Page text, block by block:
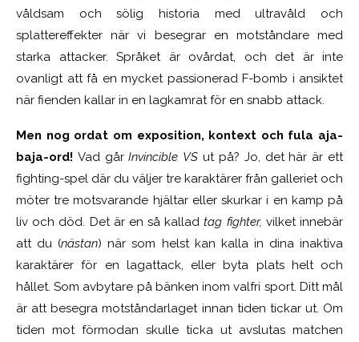
våldsam och sölig historia med ultravåld och
splattereffekter när vi besegrar en motståndare med
starka attacker. Språket är ovårdat, och det är inte
ovanligt att få en mycket passionerad F-bomb i ansiktet
när fienden kallar in en lagkamrat för en snabb attack.
Men nog ordat om exposition, kontext och fula aja-
baja-ord! Vad gårInvincible VSut på? Jo, det här är ett
fighting-spel där du väljer tre karaktärer från galleriet och
möter tre motsvarande hjältar eller skurkar i en kamp på
liv och död. Det är en så kalladtag fighter, vilket innebär
att du (nästan) när som helst kan kalla in dina inaktiva
karaktärer för en lagattack, eller byta plats helt och
hållet. Som avbytare på bänken inom valfri sport. Ditt mål
är att besegra motståndarlaget innan tiden tickar ut. Om
tiden mot förmodan skulle ticka ut avslutas matchen